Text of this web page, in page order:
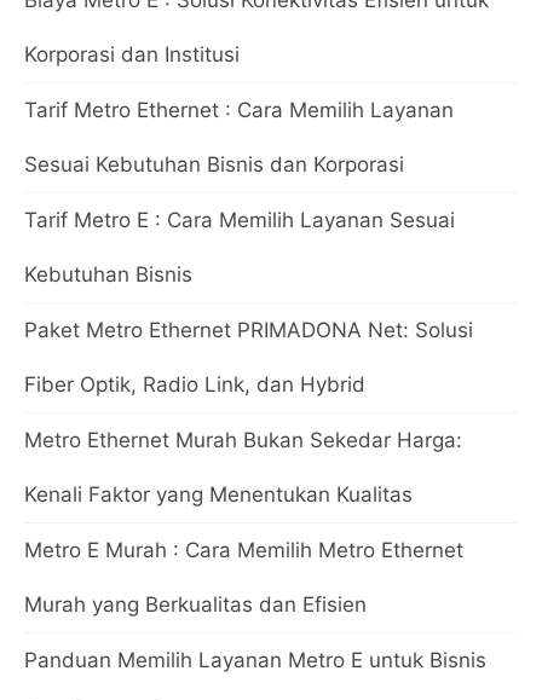
Korporasi dan Institusi
Tarif Metro Ethernet : Cara Memilih Layanan
Sesuai Kebutuhan Bisnis dan Korporasi
Tarif Metro E : Cara Memilih Layanan Sesuai
Kebutuhan Bisnis
Paket Metro Ethernet PRIMADONA Net: Solusi
Fiber Optik, Radio Link, dan Hybrid
Metro Ethernet Murah Bukan Sekedar Harga:
Kenali Faktor yang Menentukan Kualitas
Metro E Murah : Cara Memilih Metro Ethernet
Murah yang Berkualitas dan Efisien
Panduan Memilih Layanan Metro E untuk Bisnis